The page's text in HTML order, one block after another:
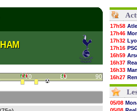
70 80 90
17h58
17h46
17h32
17h16
16h59
16h37
16h33
16h27
16h22
16h07
OM
15h46
15h41
05/08